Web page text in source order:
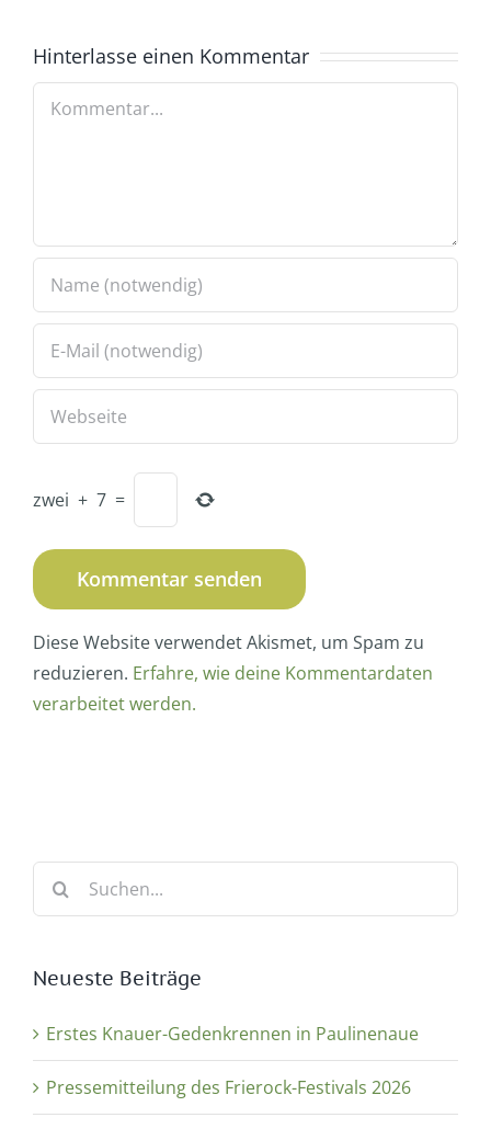
Hinterlasse einen Kommentar
Kommentar
zwei + 7 =
Diese Website verwendet Akismet, um Spam zu
reduzieren. Erfahre, wie deine Kommentardaten
verarbeitet werden.
Suche
Neueste Beiträge
Erstes Knauer-Gedenkrennen in Paulinenaue
Pressemitteilung des Frierock-Festivals 2026